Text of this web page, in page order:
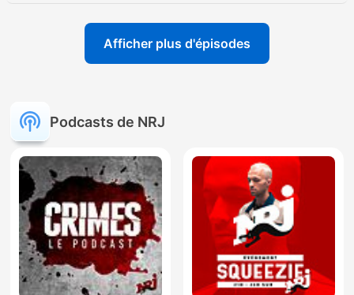
Afficher plus d'épisodes
Podcasts de NRJ